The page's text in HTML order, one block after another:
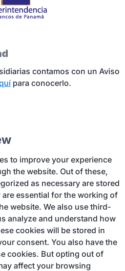
contamos con un Aviso
para conocerlo.
to improve your experience
the website. Out of these,
as necessary are stored
essential for the working of
website. We also use third-
analyze and understand how
cookies will be stored in
consent. You also have the
cookies. But opting out of
affect your browsing